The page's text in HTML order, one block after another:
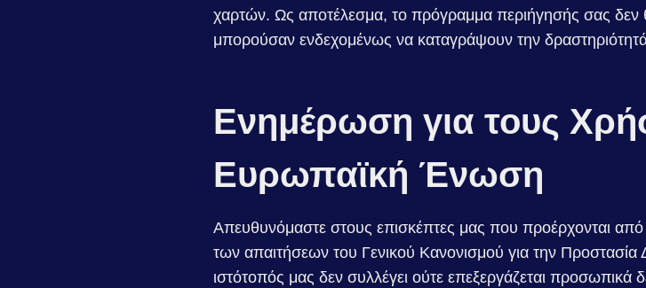
χαρτών. Ως αποτέλεσμα, το πρόγραμμα περιήγησής σας δεν
μπορούσαν ενδεχομένως να καταγράψουν την
Ενημέρωση για τους
Ευρωπαϊκή Ένωση
Απευθυνόμαστε στους επισκέπτες μας που προέρχονται
των απαιτήσεων του Γενικού Κανονισμού για την
ιστότοπός μας δεν συλλέγει ούτε επεξεργάζεται προσωπικά